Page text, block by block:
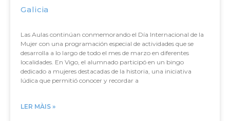
Galicia
Las Aulas continúan conmemorando el Día Internacional de la
Mujer con una programación especial de actividades que se
desarrolla a lo largo de todo el mes de marzo en diferentes
localidades. En Vigo, el alumnado participó en un bingo
dedicado a mujeres destacadas de la historia, una iniciativa
lúdica que permitió conocer y recordar a
LER MÀIS »